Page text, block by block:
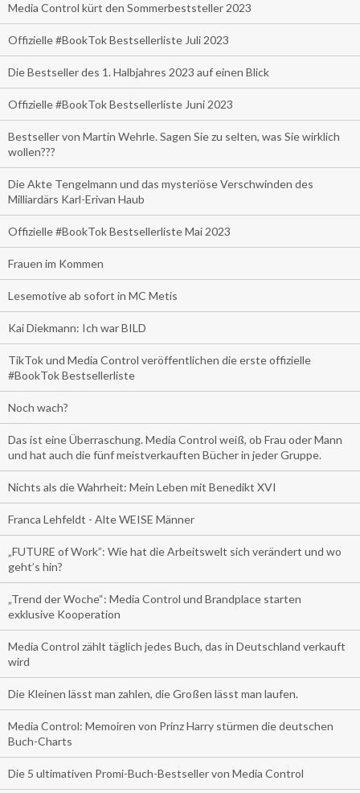
Media Control kürt den Sommerbeststeller 2023
Offizielle #BookTok Bestsellerliste Juli 2023
Die Bestseller des 1. Halbjahres 2023 auf einen Blick
Offizielle #BookTok Bestsellerliste Juni 2023
Bestseller von Martin Wehrle. Sagen Sie zu selten, was Sie wirklich
wollen???
Die Akte Tengelmann und das mysteriöse Verschwinden des
Milliardärs Karl-Erivan Haub
Offizielle #BookTok Bestsellerliste Mai 2023
Frauen im Kommen
Lesemotive ab sofort in MC Metis
Kai Diekmann: Ich war BILD
TikTok und Media Control veröffentlichen die erste offizielle
#BookTok Bestsellerliste
Noch wach?
Das ist eine Überraschung. Media Control weiß, ob Frau oder Mann
und hat auch die fünf meistverkauften Bücher in jeder Gruppe.
Nichts als die Wahrheit: Mein Leben mit Benedikt XVI
Franca Lehfeldt - Alte WEISE Männer
„FUTURE of Work”: Wie hat die Arbeitswelt sich verändert und wo
geht’s hin?
„Trend der Woche“: Media Control und Brandplace starten
exklusive Kooperation
Media Control zählt täglich jedes Buch, das in Deutschland verkauft
wird
Die Kleinen lässt man zahlen, die Großen lässt man laufen.
Media Control: Memoiren von Prinz Harry stürmen die deutschen
Buch-Charts
Die 5 ultimativen Promi-Buch-Bestseller von Media Control